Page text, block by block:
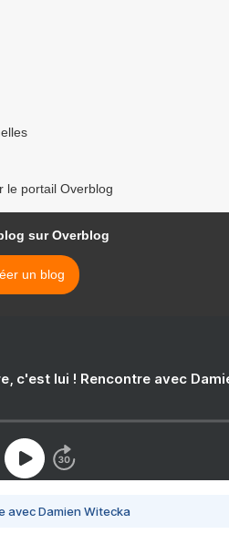
le portail Overblog
sur Overblog
un blog
c'est lui ! Rencontre avec
avec Damien Witecka